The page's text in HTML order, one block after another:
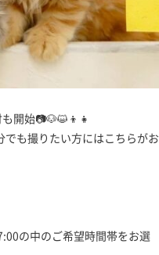
開始📷🐶😺👦👧
も撮りたい方にはこちらがお
の中のご希望時間帯をお選